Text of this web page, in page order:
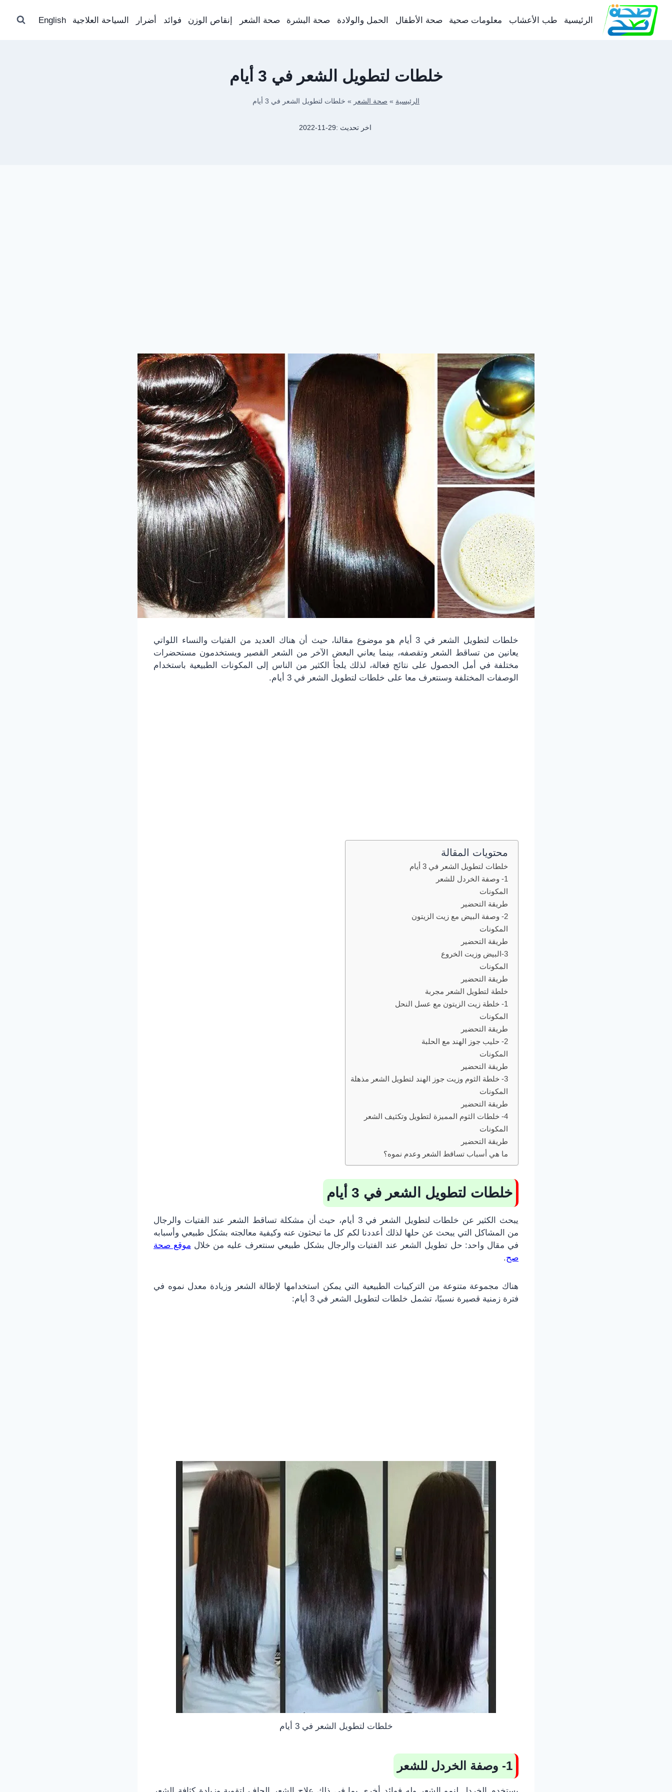
التجاوز
المحتوى
الرئيسية طب الأعشاب معلومات صحية صحة الأطفال الحمل والولادة صحة البشرة صحة الشعر إنقاص الوزن فوائد أضرار السياحة العلاجية English
خلطات لتطويل الشعر في 3 أيام
الرئيسية » صحة الشعر » خلطات لتطويل الشعر في 3 أيام
اخر تحديث :2022-11-29
خلطات لتطويل الشعر في 3 أيام هو موضوع مقالنا، حيث أن هناك العديد من الفتيات والنساء اللواتي
يعانين من تساقط الشعر وتقصفه، بينما يعاني البعض الآخر من الشعر القصير ويستخدمون مستحضرات
مختلفة في أمل الحصول على نتائج فعالة، لذلك يلجأ الكثير من الناس إلى المكونات الطبيعية باستخدام
الوصفات المختلفة وسنتعرف معا على خلطات لتطويل الشعر في 3 أيام.
محتويات المقالة
خلطات لتطويل الشعر في 3 أيام
1- وصفة الخردل للشعر
المكونات
طريقة التحضير
2- وصفة البيض مع زيت الزيتون
المكونات
طريقة التحضير
3-البيض وزيت الخروع
المكونات
طريقة التحضير
خلطة لتطويل الشعر مجربة
1- خلطة زيت الزيتون مع عسل النحل
المكونات
طريقة التحضير
2- حليب جوز الهند مع الحلبة
المكونات
طريقة التحضير
3- خلطة الثوم وزيت جوز الهند لتطويل الشعر مذهلة
المكونات
طريقة التحضير
4- خلطات الثوم المميزة لتطويل وتكثيف الشعر
المكونات
طريقة التحضير
ما هي أسباب تساقط الشعر وعدم نموه؟
خلطات لتطويل الشعر في 3 أيام
يبحث الكثير عن خلطات لتطويل الشعر في 3 أيام، حيث أن مشكلة تساقط الشعر عند الفتيات والرجال
من المشاكل التي يبحث عن حلها لذلك أعددنا لكم كل ما تبحثون عنه وكيفية معالجته بشكل طبيعي وأسبابه
في مقال واحد: حل تطويل الشعر عند الفتيات والرجال بشكل طبيعي سنتعرف عليه من خلال موقع صحة
صح.
هناك مجموعة متنوعة من التركيبات الطبيعية التي يمكن استخدامها لإطالة الشعر وزيادة معدل نموه في
فترة زمنية قصيرة نسبيًا، تشمل خلطات لتطويل الشعر في 3 أيام:
خلطات لتطويل الشعر في 3 أيام
1- وصفة الخردل للشعر